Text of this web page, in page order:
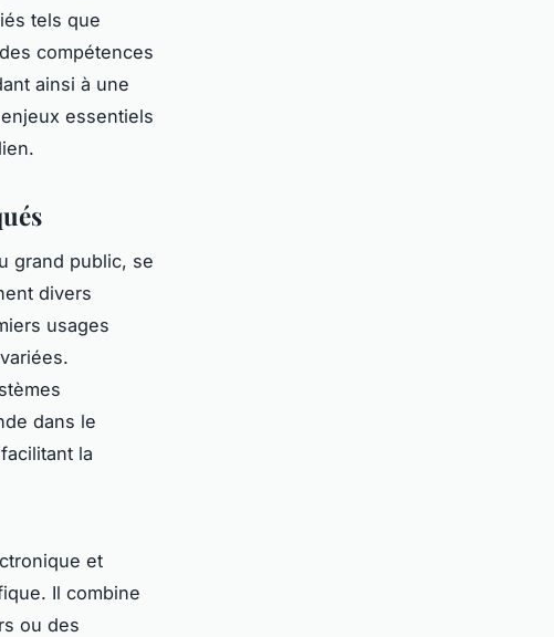
tels que
compétences
ainsi à une
essentiels
grand public, se
divers
usages
dans le
la
et
Il combine
ou des